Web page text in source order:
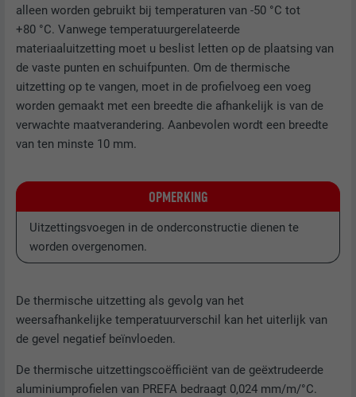
alleen worden gebruikt bij temperaturen van -50 °C tot
+80 °C. Vanwege temperatuurgerelateerde
materiaaluitzetting moet u beslist letten op de plaatsing van
de vaste punten en schuifpunten. Om de thermische
uitzetting op te vangen, moet in de profielvoeg een voeg
worden gemaakt met een breedte die afhankelijk is van de
verwachte maatverandering. Aanbevolen wordt een breedte
van ten minste 10 mm.
OPMERKING
Uitzettingsvoegen in de onderconstructie dienen te
worden overgenomen.
De thermische uitzetting als gevolg van het
weersafhankelijke temperatuurverschil kan het uiterlijk van
de gevel negatief beïnvloeden.
De thermische uitzettingscoëfficiënt van de geëxtrudeerde
aluminiumprofielen van PREFA bedraagt 0,024 mm/m/°C.